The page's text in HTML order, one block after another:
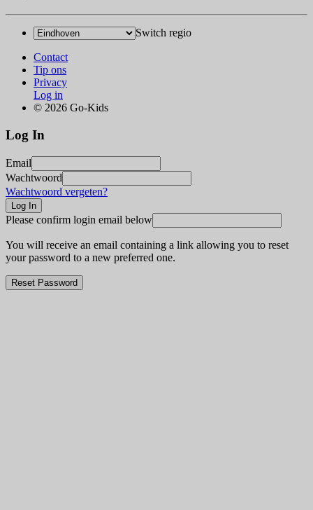
Switch regio
Contact
Tip ons
Privacy
Log in
© 2026 Go-Kids
Log In
Email
Wachtwoord
Wachtwoord vergeten?
Please confirm login email below
You will receive an email containing a link allowing you to reset
your password to a new preferred one.